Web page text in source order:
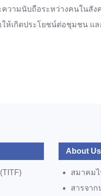
ความนับถือระหว่างคนในสัง
เกิดประโยชน์ต่อชุมชน แล
About Us
สมาคมไ
สารจาก